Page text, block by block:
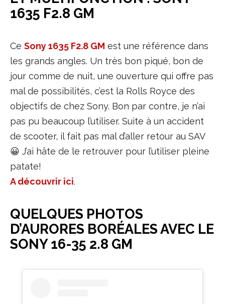
1635 F2.8 GM
Ce Sony 1635 F2.8 GM est une référence dans
les grands angles. Un très bon piqué, bon de
jour comme de nuit, une ouverture qui offre pas
mal de possibilités, c’est la Rolls Royce des
objectifs de chez Sony. Bon par contre, je n’ai
pas pu beaucoup l’utiliser. Suite à un accident
de scooter, il fait pas mal d’aller retour au SAV
😀 J’ai hâte de le retrouver pour l’utiliser pleine
patate!
A découvrir ici.
QUELQUES PHOTOS
D’AURORES BORÉALES AVEC LE
SONY 16-35 2.8 GM